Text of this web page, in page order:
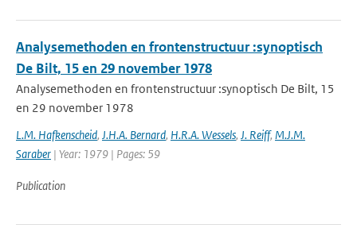
Analysemethoden en frontenstructuur :synoptisch
De Bilt, 15 en 29 november 1978
Analysemethoden en frontenstructuur :synoptisch De Bilt, 15
en 29 november 1978
L.M. Hafkenscheid, J.H.A. Bernard, H.R.A. Wessels, J. Reiff, M.J.M.
Saraber | Year: 1979 | Pages: 59
Publication